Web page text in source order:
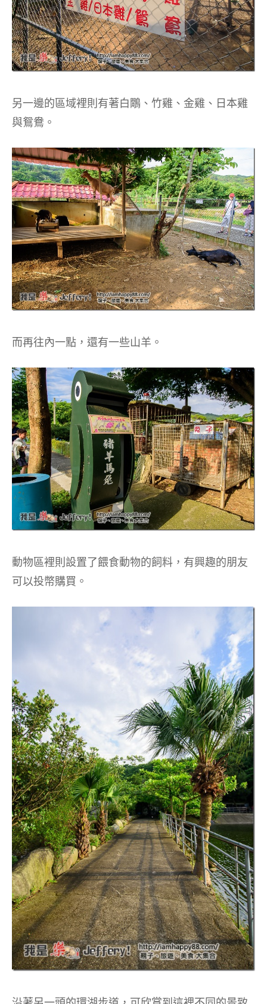
另一邊的區域裡則有著白鷳、竹雞、金雞、日本雞
與鴛鴦。
而再往內一點，還有一些山羊。
動物區裡則設置了餵食動物的飼料，有興趣的朋友
可以投幣購買。